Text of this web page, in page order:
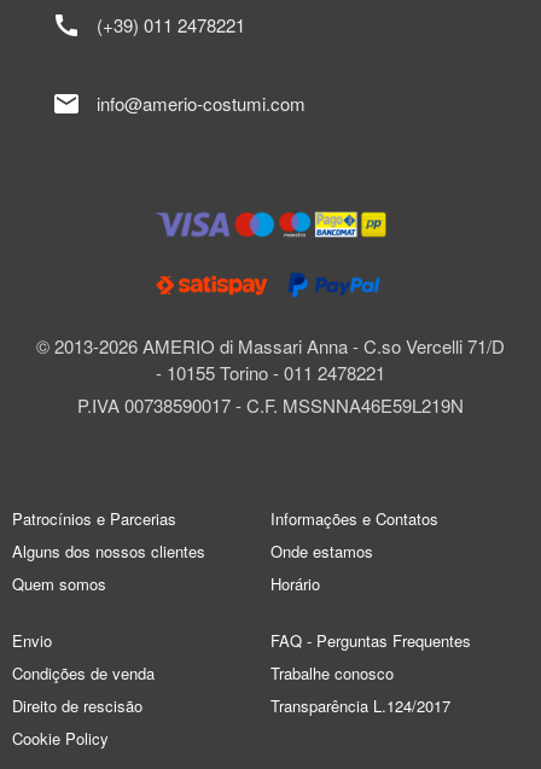
© 2013-2026 AMERIO di Massari Anna - C.so Vercelli 71/D
- 10155 Torino - 011 2478221
P.IVA 00738590017 - C.F. MSSNNA46E59L219N
call (+39) 011 2478221
mail info@amerio-costumi.com
Patrocínios e Parcerias
Alguns dos nossos clientes
Quem somos
Informações e Contatos
Onde estamos
Horário
Envio
Condições de venda
Direito de rescisão
Cookie Policy
FAQ - Perguntas Frequentes
Trabalhe conosco
Transparência L.124/2017